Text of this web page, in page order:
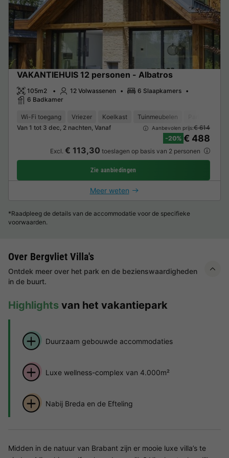
VAKANTIEHUIS 12 personen - Albatros
105m2 12 Volwassenen
6 Slaapkamers
6 Badkamer
Wi-Fi toegang Vriezer Koelkast Tuinmeubelen
Van 1 tot 3 dec, 2 nachten, Vanaf
Aanbevolen prijs:€ 614
-20% € 488
Excl. € 113,30 toeslagen op basis van 2 personen
Zie aanbiedingen
Meer weten
*Raadpleeg de details van de accommodatie voor de specifieke
voorwaarden.
Over Bergvliet Villa's
Ontdek meer over het park en de bezienswaardigheden
in de buurt.
Highlights van het vakantiepark
Duurzaam gebouwde accommodaties
Luxe wellness-complex van 4.000m²
Nabij Breda en de Efteling
Midden in de natuur van Brabant zijn er mooie luxe villa’s te